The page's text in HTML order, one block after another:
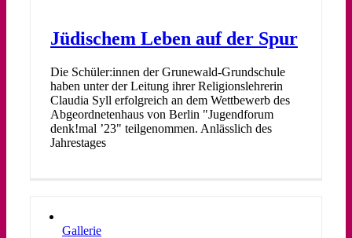
Jüdischem Leben auf der Spur
Die Schüler:innen der Grunewald-Grundschule
haben unter der Leitung ihrer Religionslehrerin
Claudia Syll erfolgreich an dem Wettbewerb des
Abgeordnetenhaus von Berlin "Jugendforum
denk!mal ’23" teilgenommen. Anlässlich des
Jahrestages
Gallerie